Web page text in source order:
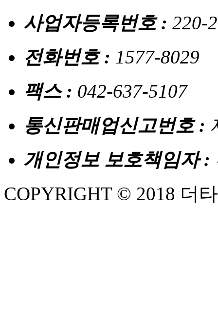
사업자등록번호 : 220-
전화번호 : 1577-8029
팩스 : 042-637-5107
통신판매업신고번호 :
개인정보 보호책임자 :
COPYRIGHT © 2018 더